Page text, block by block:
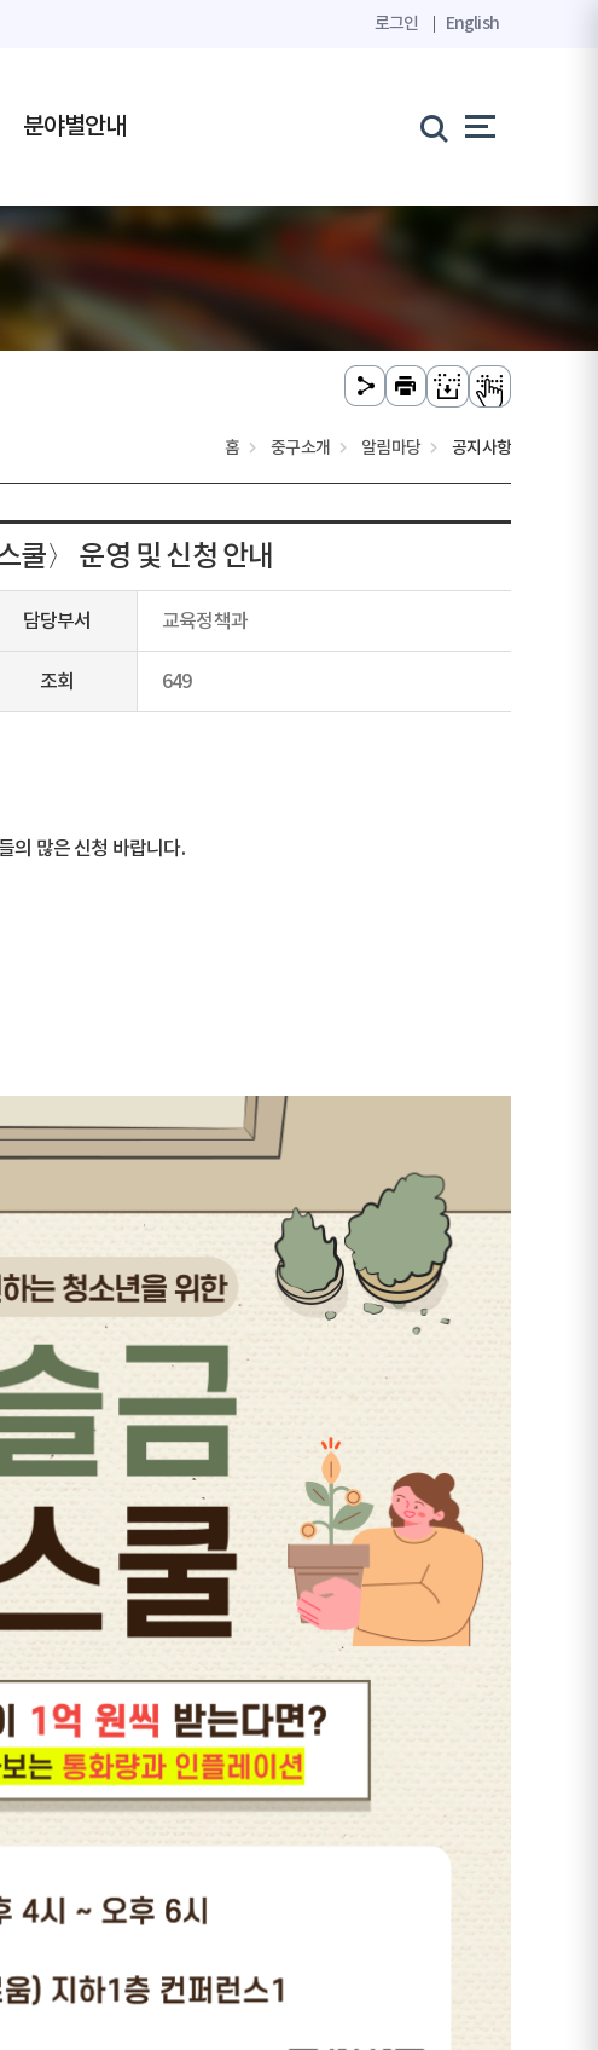
로그인 English
분야별안내
홈 중구소개 알림마당 공지사항
쿨〉 운영 및 신청 안내
담당부서 교육정책과
조회 649
의 많은 신청 바랍니다.